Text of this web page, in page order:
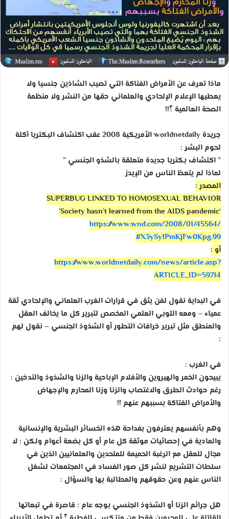
ن
ي
ا
ماذا تعرف عن الأمراض الفتاكة التي تصيب الشاذين جنسيا ولا
يعطيها الإعلام الإلحادي والعلماني حقها من النشر ولا منظمة
الصحة العالمية ؟!!
جريدة worldnetdaily الأمريكية 2008 عقب اكتشاف البكتريا آكلة
لحوم البشر :
” اكتشاف بكتريا جديدة متعلقة بالشذو الجنسي ”
لماذا لم يتعظ الناس من الإيدز
المصدر :
SUPERBUG LINKED TO HOMOSEXUAL BEHAVIOR
‘Society hasn’t learned from the AIDS pandemic’
https://www.wnd.com/2008/01/45564/
#X3ySy1PmKjFw0Kpg.99
أو :
https://www.worldnetdaily.com/news/article.asp?
ARTICLE_ID=59714
في البداية نقول لمَن يثق في قرارات الغرب العلماني والإلحادي ثقة
عمياء – ومعه اللوبي العلمي المخصص لتبرير كل ما يخالف العقل
والمنطق مثل تبرير خرافات التطور أو الشذوذ الجنسي – نقول لهم
:
في الغرب :
يبيحون الخمر والهيروين والأفلام الإباحية والزنا والشذوذ والتدخين :
رغم حوادث الطرق والاغتصاب والزنا وزنا المحارم والإجهاض
والأمراض الفتاكة بسببهم عنهم !!
وهم بأنفسهم يعترفون بفداحة هذه الخسائر البشرية والإنسانية
والمادية في إحصائيات موثقة كل عام أو كل بضعة أعوام ولكن : لا
مجال للعقل مع الرغبة الحميمة للملحدين والعلمانيين الذين في
سلطات التشريع لنشر كل صور الفساد في المجتمعات لشغل
الناس عنهم وعن حقوقهم والمطالبة بها والسؤال :
هل جرائم الزنا أو الشذوذ الجنسي بوجه عام : قاصرة في تبعاتها